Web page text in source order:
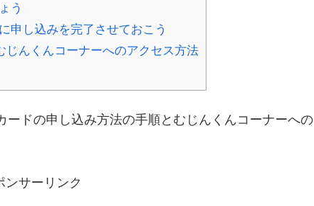
う
申し込みを完了させておこう
んくんコーナーへのアクセス方法
ドの申し込み方法の手順とむじんくんコーナーへの
ンサーリンク